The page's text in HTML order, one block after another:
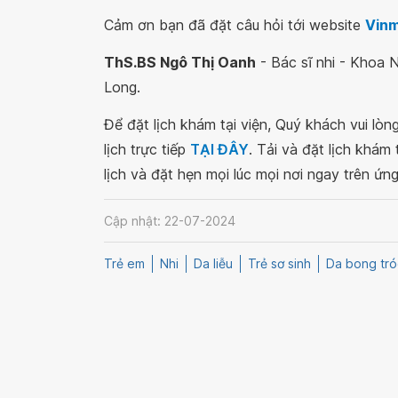
Cảm ơn bạn đã đặt câu hỏi tới website
ThS.BS Ngô Thị Oanh - Bác sĩ nhi - Khoa
Long.
Để đặt lịch khám tại viện, Quý khách vui
lịch trực tiếp TẠI ĐÂY. Tải và đặt lịch khám
lịch và đặt hẹn mọi lúc mọi nơi ngay trên
Cập nhật: 22-07-2024
Trẻ em Nhi Da liễu Trẻ sơ sinh Da bong